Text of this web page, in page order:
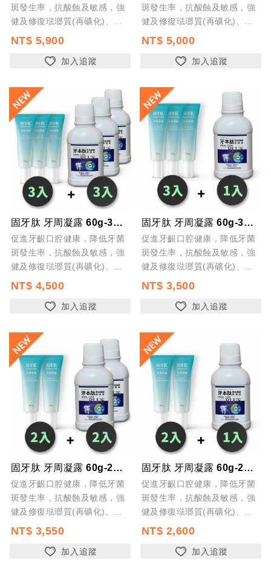
斑發生率，抗酸蝕及敏感，強
健及修復琺瑯質(再礦化)、預
防蛀牙及齲齒，預防口腔異味
NT$ 5,900
加入追蹤
斑發生率，抗酸蝕及敏感，強
健及修復琺瑯質(再礦化)、預
防蛀牙及齲齒，預防口腔異味
NT$ 5,000
加入追蹤
固牙肽 牙周凝露 60g-3入+牙本肽PLUS 漱口水300ml-3入 台灣製 ...
促進牙齦口腔健康，降低牙菌
斑發生率，抗酸蝕及敏感，強
健及修復琺瑯質(再礦化)、預
防蛀牙及齲齒，預防口腔異味
NT$ 4,500
加入追蹤
固牙肽 牙周凝露 60g-3入+牙本肽PLUS 漱口水300ml-1入 台灣製 ...
促進牙齦口腔健康，降低牙菌
斑發生率，抗酸蝕及敏感，強
健及修復琺瑯質(再礦化)、預
防蛀牙及齲齒，預防口腔異味
NT$ 3,500
加入追蹤
固牙肽 牙周凝露 60g-2入+牙本肽PLUS 漱口水300ml-2入 台灣製 ...
促進牙齦口腔健康，降低牙菌
斑發生率，抗酸蝕及敏感，強
健及修復琺瑯質(再礦化)、預
防蛀牙及齲齒，預防口腔異味
NT$ 3,550
加入追蹤
固牙肽 牙周凝露 60g-2入+牙本肽PLUS 漱口水300ml-1入 台灣製 ...
促進牙齦口腔健康，降低牙菌
斑發生率，抗酸蝕及敏感，強
健及修復琺瑯質(再礦化)、預
防蛀牙及齲齒，預防口腔異味
NT$ 2,600
加入追蹤